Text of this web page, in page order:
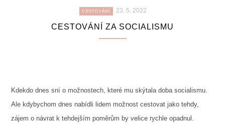
CESTOVÁNÍ 23. 5. 2022
CESTOVÁNÍ ZA SOCIALISMU
Kdekdo dnes sní o možnostech, které mu skýtala doba socialismu.
Ale kdybychom dnes nabídli lidem možnost cestovat jako tehdy,
zájem o návrat k tehdejším poměrům by velice rychle opadnul.